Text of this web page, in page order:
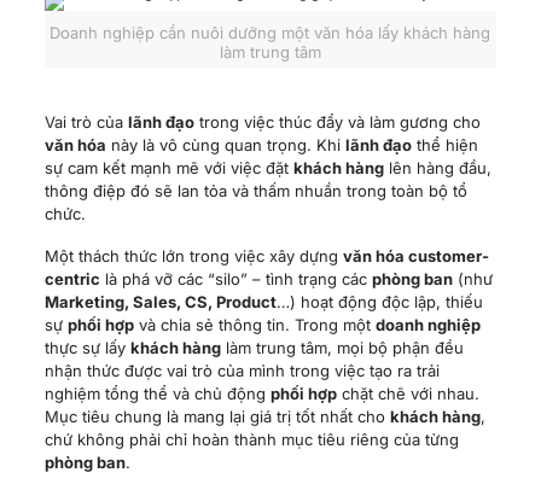
Một thách thức lớn trong việc xây dựng
văn hóa customer-
centric là phá vỡ các “silo” – tình trạng cácphòng ban (như
…) hoạt động độc lập, thiếu
thực sự lấykhách hàng
làm trung tâm, mọi bộ phận đều
nhận thức được vai trò của mình trong việc tạo ra trải
nghiệm tổng thể và chủ độngphối hợp chặt chẽ với nhau.
Mục tiêu chung là mang lại giá trị tốt nhất cho khách hàng
chứ không phải chỉ hoàn thành mục tiêu riêng của từng
Cuối cùng, không thể không nhắc đến mối liên hệ mật thiết
giữa
Trải nghiệm Nhân viên (EX – Employee Experience)
và trải nghiệm khách hàng (CX). Những nhân viêncảm thấy
được
doanh nghiệp quan tâm, tôn trọng, được cung cấp đủ
công cụ, đào tạo và động lực làm việc sẽ có xu hướng phục
vụkhách hàng tốt hơn, tận tâm hơn.
Do đó,doanh nghiệpcần có chiến lược đầu tư song song
vào cả EX và CX. Nuôi dưỡng một môi trường làm việc tích
cực chính là bước đệm vững chắc để xây dựng một